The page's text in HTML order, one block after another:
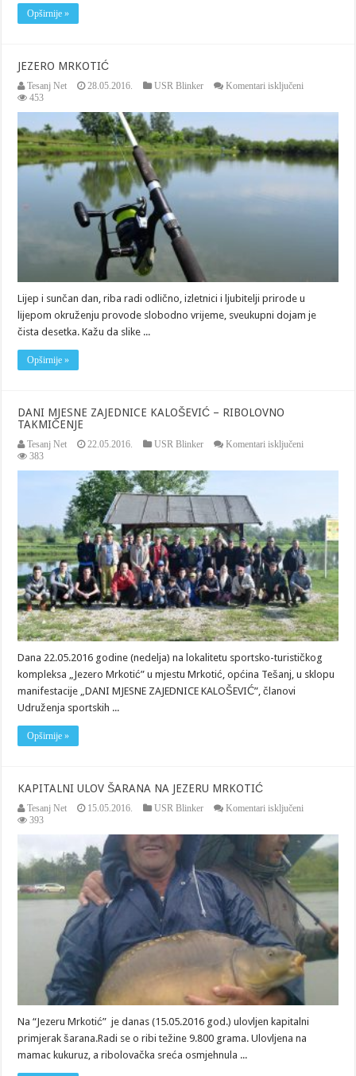
Opširnije »
JEZERO MRKOTIĆ
Tesanj Net 28.05.2016. USR Blinker Komentari isključeni
453
Lijep i sunčan dan, riba radi odlično, izletnici i ljubitelji prirode u
lijepom okruženju provode slobodno vrijeme, sveukupni dojam je
čista desetka. Kažu da slike ...
Opširnije »
DANI MJESNE ZAJEDNICE KALOŠEVIĆ – RIBOLOVNO
TAKMIČENJE
Tesanj Net 22.05.2016. USR Blinker Komentari isključeni
383
Dana 22.05.2016 godine (nedelja) na lokalitetu sportsko-turističkog
kompleksa „Jezero Mrkotić” u mjestu Mrkotić, općina Tešanj, u sklopu
manifestacije „DANI MJESNE ZAJEDNICE KALOŠEVIĆ”, članovi
Udruženja sportskih ...
Opširnije »
KAPITALNI ULOV ŠARANA NA JEZERU MRKOTIĆ
Tesanj Net 15.05.2016. USR Blinker Komentari isključeni
ŠARANA
NA
MRKOTIĆ
393
Na “Jezeru Mrkotić” je danas (15.05.2016 god.) ulovljen kapitalni
primjerak šarana.Radi se o ribi težine 9.800 grama. Ulovljena na
mamac kukuruz, a ribolovačka sreća osmjehnula ...